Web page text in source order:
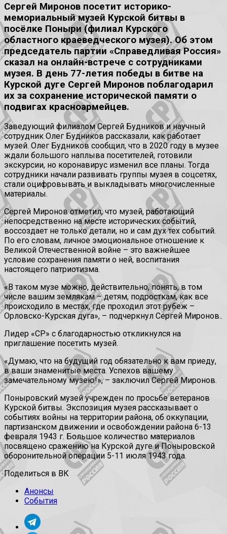
Сергей Миронов посетит историко-
мемориальный музей Курской битвы в
посёлке Поныри (филиал Курского
областного краеведческого музея). Об этом
председатель партии «Справедливая Россия»
сказал на онлайн-встрече с сотрудниками
музея. В день 77-летия победы в битве на
Курской дуге Сергей Миронов поблагодарил
их за сохранение исторической памяти о
подвигах красноармейцев.
Заведующий филиалом Сергей Будников и научный
сотрудник Олег Будников рассказали, как работает
музей. Олег Будников сообщил, что в 2020 году в музее
ждали большого наплыва посетителей, готовили
экскурсии, но коронавирус изменил все планы. Тогда
сотрудники начали развивать группы музея в соцсетях,
стали оцифровывать и выкладывать многочисленные
материалы.
Сергей Миронов отметил, что музей, работающий
непосредственно на месте исторических событий,
воссоздает не только детали, но и сам дух тех событий.
По его словам, личное эмоциональное отношение к
Великой Отечественной войне – это важнейшее
условие сохранения памяти о ней, воспитания
настоящего патриотизма.
«В таком музе можно, действительно, понять, в том
числе вашим землякам – детям, подросткам, как все
происходило в местах, где проходил этот рубеж –
Орловско-Курская дуга», – подчеркнул Сергей Миронов..
Лидер «СР» с благодарностью откликнулся на
приглашение посетить музей.
«Думаю, что на будущий год обязательно к вам приеду,
в ваши знаменитые места. Успехов вашему
замечательному музею!», – заключил Сергей Миронов.
Поныровский музей учрежден по просьбе ветеранов
Курской битвы. Экспозиция музея рассказывает о
событиях войны на территории района, об оккупации,
партизанском движении и освобождении района 6-13
февраля 1943 г. Большое количество материалов
посвящено сражению на Курской дуге и Поныровской
оборонительной операции 5-11 июля 1943 года.
Поделиться в ВК
Анонсы
События